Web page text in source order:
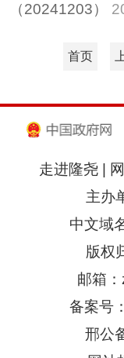
（20241203）
首页
走进隆尧|
主办
中文域
版权
邮箱
备案号
邢公